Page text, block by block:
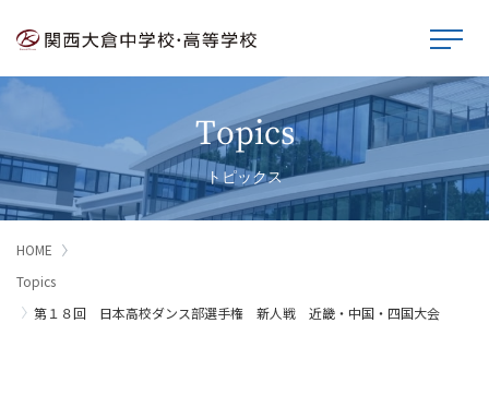
Topics
トピックス
HOME
Topics
第１８回 日本高校ダンス部選手権 新人戦 近畿・中国・四国大会